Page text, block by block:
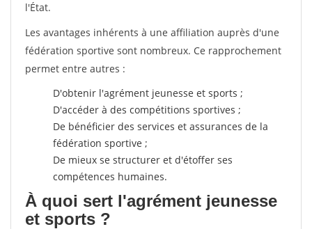
l'État.
Les avantages inhérents à une affiliation auprès d'une
fédération sportive sont nombreux. Ce rapprochement
permet entre autres :
D'obtenir l'agrément jeunesse et sports ;
D'accéder à des compétitions sportives ;
De bénéficier des services et assurances de la
fédération sportive ;
De mieux se structurer et d'étoffer ses
compétences humaines.
À quoi sert l'agrément jeunesse
et sports ?